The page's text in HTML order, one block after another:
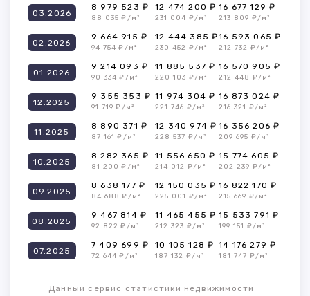
03.2026
8 979 523 ₽
88 035 ₽/м²
12 474 200 ₽
231 004 ₽/м²
16 677 129 ₽
213 809 ₽/м²
02.2026
9 664 915 ₽
94 754 ₽/м²
12 444 385 ₽
230 452 ₽/м²
16 593 065 ₽
212 732 ₽/м²
01.2026
9 214 093 ₽
90 334 ₽/м²
11 885 537 ₽
220 103 ₽/м²
16 570 905 ₽
212 448 ₽/м²
12.2025
9 355 353 ₽
91 719 ₽/м²
11 974 304 ₽
221 746 ₽/м²
16 873 024 ₽
216 321 ₽/м²
11.2025
8 890 371 ₽
87 161 ₽/м²
12 340 974 ₽
228 537 ₽/м²
16 356 206 ₽
209 695 ₽/м²
10.2025
8 282 365 ₽
81 200 ₽/м²
11 556 650 ₽
214 012 ₽/м²
15 774 605 ₽
202 239 ₽/м²
09.2025
8 638 177 ₽
84 688 ₽/м²
12 150 035 ₽
225 001 ₽/м²
16 822 170 ₽
215 669 ₽/м²
08.2025
9 467 814 ₽
92 822 ₽/м²
11 465 455 ₽
212 323 ₽/м²
15 533 791 ₽
199 151 ₽/м²
07.2025
7 409 699 ₽
72 644 ₽/м²
10 105 128 ₽
187 132 ₽/м²
14 176 279 ₽
181 747 ₽/м²
Данный сервис статистики недвижимости